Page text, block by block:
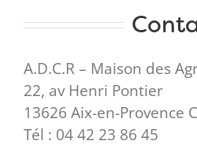
A.D.C.R – Maison des
22, av Henri Pontier
13626 Aix-en-Provence
Tél : 04 42 23 86 45